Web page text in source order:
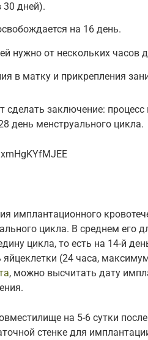
30 дней).
на 16 день.
нужно от нескольких часов
в матку и прикрепления
сделать заключение:
день менструального цикла.
имплантационного
цикла. В среднем его
цикла, то есть на 14-й
(24 часа,
, можно высчитать дату
на 5-6 сутки
стенке для